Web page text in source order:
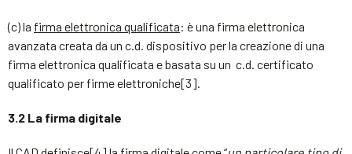
(c) la firma elettronica qualificata: è una firma elettronica
avanzata creata da un c.d. dispositivo per la creazione di una
firma elettronica qualificata e basata su un c.d. certificato
qualificato per firme elettroniche[3].
3.2 La firma digitale